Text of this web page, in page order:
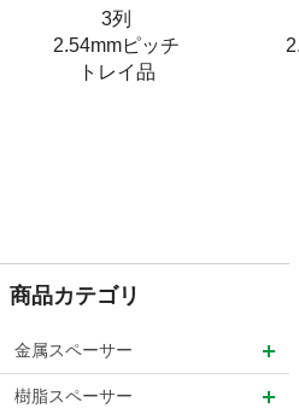
3列
2.54mmピッチ
トレイ品
商品カテゴリ
金属スペーサー
樹脂スペーサー